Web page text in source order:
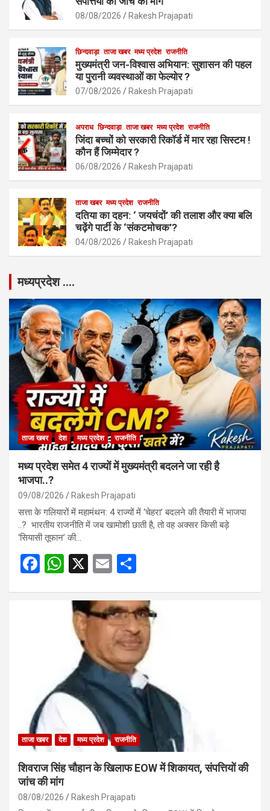
o
k
p
08/08/2026 Rakesh Prajapati
छिन्दवाड़ा ताजा खबर मध्य प्रदेश राजनीति
मुख्यमंत्री जन-विश्वास अभियान: सुशासन की पहल
या पुरानी व्यवस्थाओं का फेल्योर ?
07/08/2026 Rakesh Prajapati
अपराध छिन्दवाड़ा ताजा खबर मध्य प्रदेश राजनीति
जिंदा बच्चों को सरकारी रिकॉर्ड में मार रहा सिस्टम !
कौन हैं जिम्मेदार ?
06/08/2026 Rakesh Prajapati
ताजा खबर मध्य प्रदेश राजनीति
दतिया का दहन: ‘ जयचंदों’ की तलाश और क्या बलि
चढ़ेंगे पार्टी के ‘संकटमोचक’?
04/08/2026 Rakesh Prajapati
मध्यप्रदेश ….
ताजा खबर देश मध्य प्रदेश राजनीति
मध्य प्रदेश समेत 4 राज्यों में मुख्यमंत्री बदलने जा रही है
भाजपा..?
09/08/2026 Rakesh Prajapati
सत्ता के गलियारों में महामंथन: 4 राज्यों में ‘चेहरा’ बदलने की तैयारी में भाजपा
..? भारतीय राजनीति में जब खामोशी छाती है, तो वह अक्सर किसी बड़े
‘सियासी तूफान’ की…
F
W
at
s
A
p
X
E
ail ar
e
ताजा खबर देश मध्य प्रदेश राजनीति
शिवराज सिंह चौहान के खिलाफ EOW में शिकायत, संपत्तियों की
जांच की मांग
08/08/2026 Rakesh Prajapati